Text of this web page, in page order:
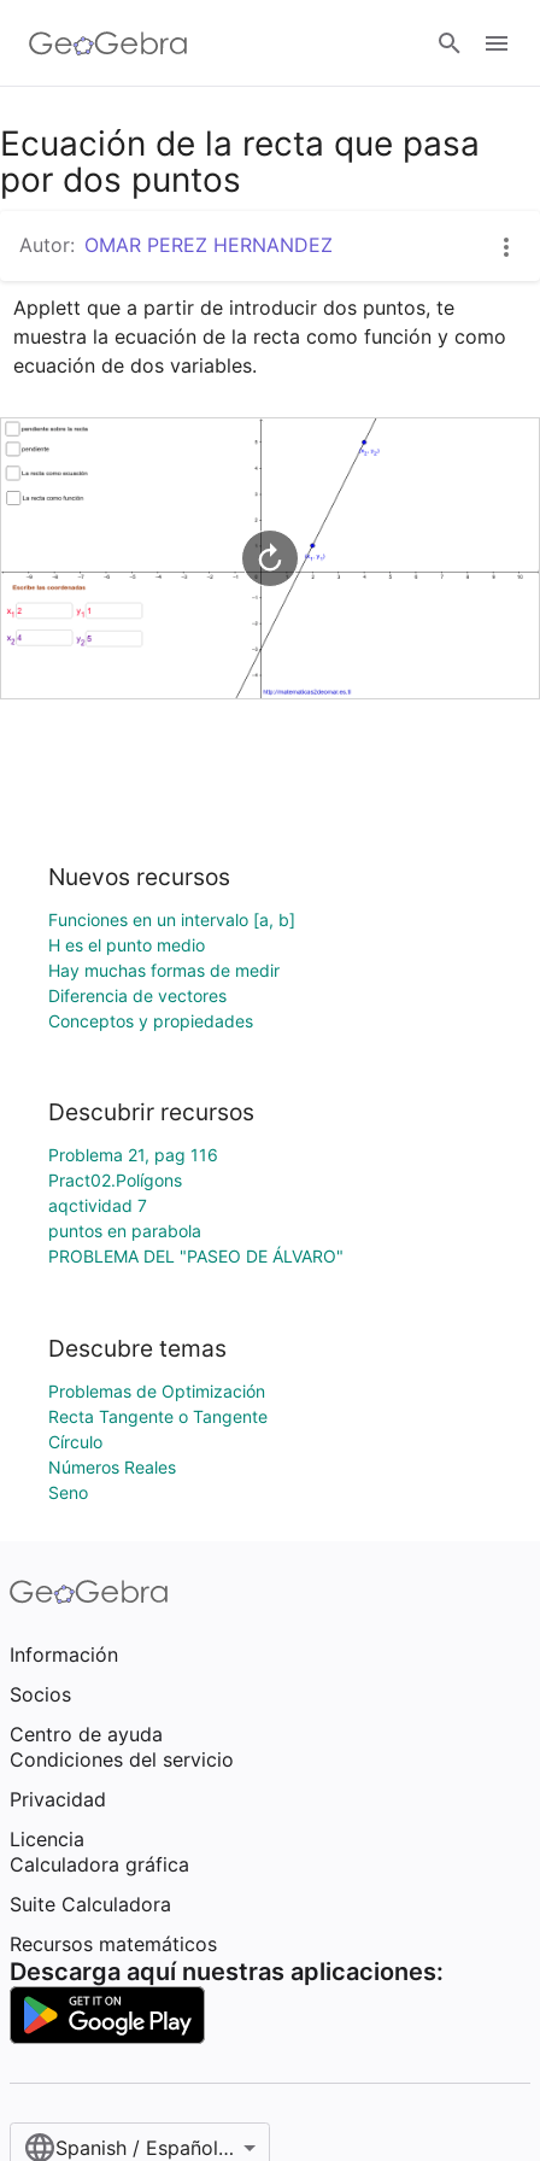
Google Classroom
Abrir sesión
Ecuación de la recta que pasa
por dos puntos
Autor: OMAR PEREZ HERNANDEZ
Applett que a partir de introducir dos puntos, te
muestra la ecuación de la recta como función y como
ecuación de dos variables.
Nuevos recursos
Funciones en un intervalo [a, b]
H es el punto medio
Hay muchas formas de medir
Diferencia de vectores
Conceptos y propiedades
Descubrir recursos
Problema 21, pag 116
Pract02.Polígons
aqctividad 7
puntos en parabola
PROBLEMA DEL "PASEO DE ÁLVARO"
Descubre temas
Problemas de Optimización
Recta Tangente o Tangente
Círculo
Números Reales
Seno
Información
Socios
Centro de ayuda
Condiciones del servicio
Privacidad
Licencia
Calculadora gráfica
Suite Calculadora
Recursos matemáticos
Descarga aquí nuestras aplicaciones:
Spanish / Español (internacional)